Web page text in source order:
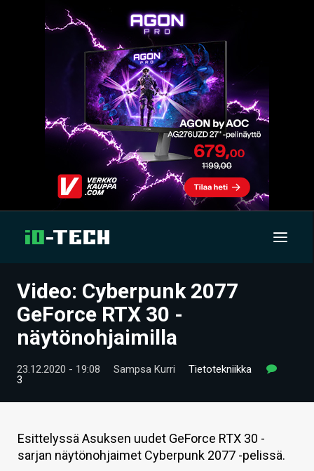
UUTISET
ARTIKKELIT
VIDEOT
HINTA.FI
Video: Cyberpunk 2077
GeForce RTX 30 -
näytönohjaimilla
23.12.2020 - 19:08 Sampsa Kurri
Tietotekniikka
3
Esittelyssä Asuksen uudet GeForce RTX 30 -
sarjan näytönohjaimet Cyberpunk 2077 -pelissä.